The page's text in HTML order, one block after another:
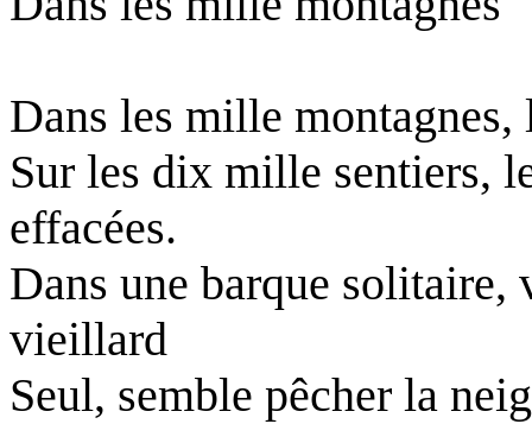
Dans les mille montagnes,
Sur les dix mille sentiers,
effacées.
Dans une barque solitaire,
vieillard
Seul, semble pêcher la